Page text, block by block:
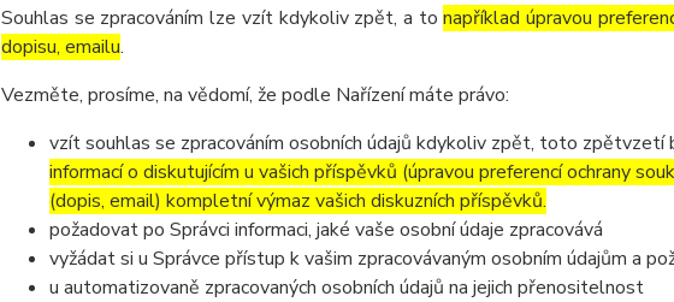
Souhlas se zpracováním lze vzít kdykoliv zpět, a tonapříklad úpravou
dopisu, emailu.
Vezměte, prosíme, na vědomí, že podle Nařízení máte právo:
vzít souhlas se zpracováním osobních údajů kdykoliv zpět, toto zpětvzetí
informací o diskutujícím u vašich příspěvků (úpravou preferencí ochrany
(dopis, email) kompletní výmaz vašich diskuzních příspěvků.
požadovat po Správci informaci, jaké vaše osobní údaje zpracovává
vyžádat si u Správce přístup k vašim zpracovávaným osobním údajům a
u automatizovaně zpracovaných osobních údajů na jejich přenositelnost